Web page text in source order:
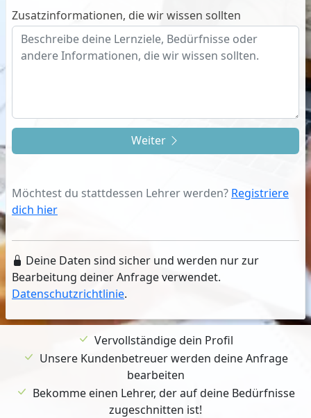
Zusatzinformationen, die wir wissen sollten
Weiter
Möchtest du stattdessen Lehrer werden? Registriere
dich hier
Deine Daten sind sicher und werden nur zur
Bearbeitung deiner Anfrage verwendet.
Datenschutzrichtlinie.
Vervollständige dein Profil
Unsere Kundenbetreuer werden deine Anfrage
bearbeiten
Bekomme einen Lehrer, der auf deine Bedürfnisse
zugeschnitten ist!